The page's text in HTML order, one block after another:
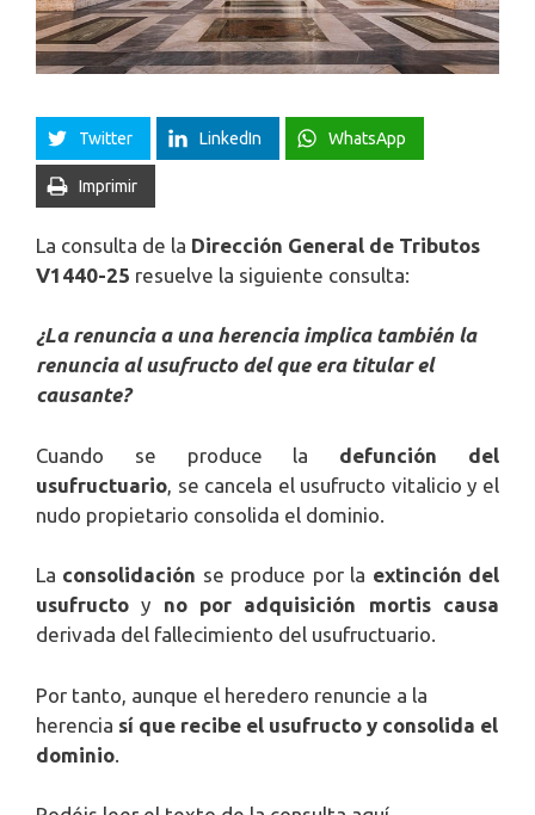
Twitter LinkedIn WhatsApp
Imprimir
La consulta de la Dirección General de Tributos
V1440-25 resuelve la siguiente consulta:
¿La renuncia a una herencia implica también la
renuncia al usufructo del que era titular el
causante?
Cuando se produce la defunción del
usufructuario, se cancela el usufructo vitalicio y el
nudo propietario consolida el dominio.
La consolidación se produce por la extinción del
usufructo y no por adquisición mortis causa
derivada del fallecimiento del usufructuario.
Por tanto, aunque el heredero renuncie a la
herencia sí que recibe el usufructo y consolida el
dominio.